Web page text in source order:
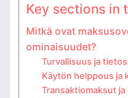
Key sections in
Mitkä ovat
ominaisuudet?
Turvallisuus ja
Käytön helppous ja
Transaktiomaksut